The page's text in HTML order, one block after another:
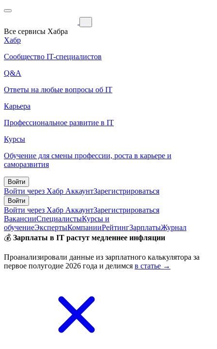
Все сервисы Хабра
Хабр
Сообщество IT-специалистов
Q&A
Ответы на любые вопросы об IT
Карьера
Профессиональное развитие в IT
Курсы
Обучение для смены профессии, роста в карьере и
саморазвития
Войти
Войти через Хабр АккаунтЗарегистрироваться
Войти
Войти через Хабр АккаунтЗарегистрироваться
ВакансииСпециалистыКурсы и
обучениеЭкспертыКомпанииРейтингЗарплатыЖурнал
💰 Зарплаты в IT растут медленнее инфляции
Проанализировали данные из зарплатного калькулятора за
первое полугодие 2026 года и делимся в статье →